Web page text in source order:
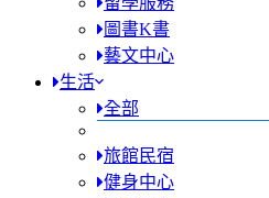
圖書K書
藝文中心
生活
全部
旅館民宿
健身中心